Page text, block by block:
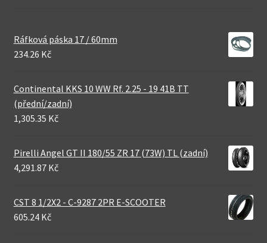
Ráfková páska 17 / 60mm
234.26 Kč
Continental KKS 10 WW Rf. 2.25 - 19 41B TT
(přední/zadní)
1,305.35 Kč
Pirelli Angel GT II 180/55 ZR 17 (73W) TL (zadní)
4,291.87 Kč
CST 8 1/2X2 - C-9287 2PR E-SCOOTER
605.24 Kč